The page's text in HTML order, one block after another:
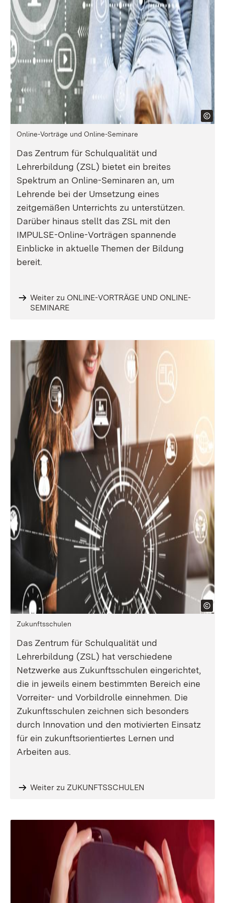
Online-Vorträge und Online-Seminare
Das Zentrum für Schulqualität und
Lehrerbildung (ZSL) bietet ein breites
Spektrum an Online-Seminaren an, um
Lehrende bei der Umsetzung eines
zeitgemäßen Unterrichts zu unterstützen.
Darüber hinaus stellt das ZSL mit den
IMPULSE-Online-Vorträgen spannende
Einblicke in aktuelle Themen der Bildung
bereit.
Weiter zu ONLINE-VORTRÄGE UND ONLINE-
SEMINARE
Zukunftsschulen
Das Zentrum für Schulqualität und
Lehrerbildung (ZSL) hat verschiedene
Netzwerke aus Zukunftsschulen eingerichtet,
die in jeweils einem bestimmten Bereich eine
Vorreiter- und Vorbildrolle einnehmen. Die
Zukunftsschulen zeichnen sich besonders
durch Innovation und den motivierten Einsatz
für ein zukunftsorientiertes Lernen und
Arbeiten aus.
Weiter zu ZUKUNFTSSCHULEN